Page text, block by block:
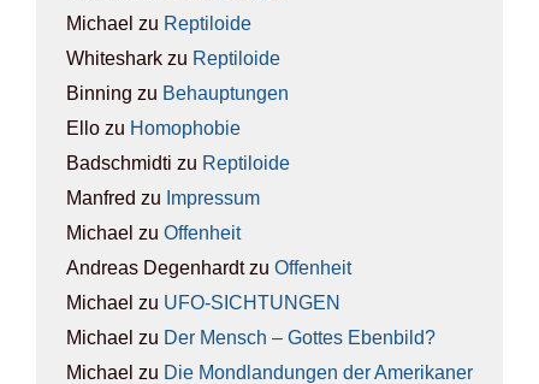
Michael zu Rep­ti­lo­ide
Whiteshark zu Rep­ti­lo­ide
Binning zu Behaup­tun­gen
Ello zu Homo­pho­bie
Badschmidti zu Rep­ti­lo­ide
Manfred zu Impres­sum
Michael zu Offen­heit
Andreas Degenhardtzu Offen­heit
Michael zu UFO-SICH­TUN­GEN
Michael zu Der Mensch – Got­tes Eben­bild?
Michael zu Die Mond­lan­dun­gen der Ame­ri­ka­ner